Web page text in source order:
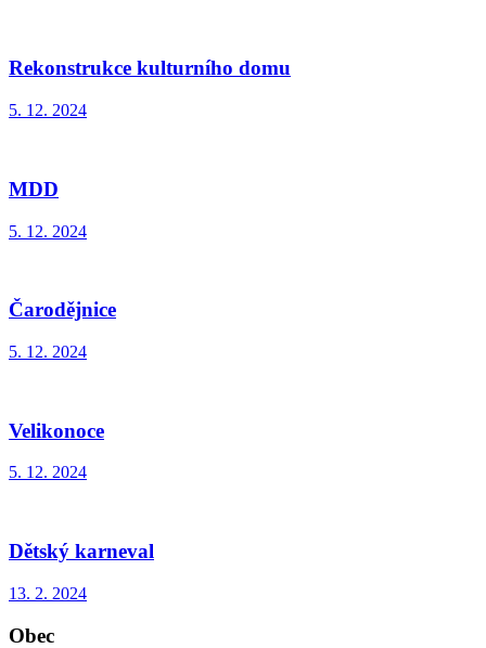
Rekonstrukce kulturního domu
5. 12. 2024
MDD
5. 12. 2024
Čarodějnice
5. 12. 2024
Velikonoce
5. 12. 2024
Dětský karneval
13. 2. 2024
Obec